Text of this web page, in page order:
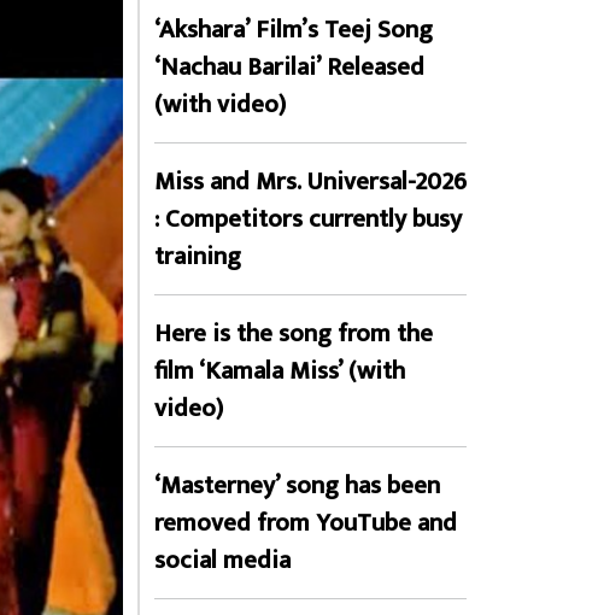
‘Akshara’ Film’s Teej Song
‘Nachau Barilai’ Released
(with video)
Miss and Mrs. Universal-2026
: Competitors currently busy
training
Here is the song from the
film ‘Kamala Miss’ (with
video)
‘Masterney’ song has been
removed from YouTube and
social media